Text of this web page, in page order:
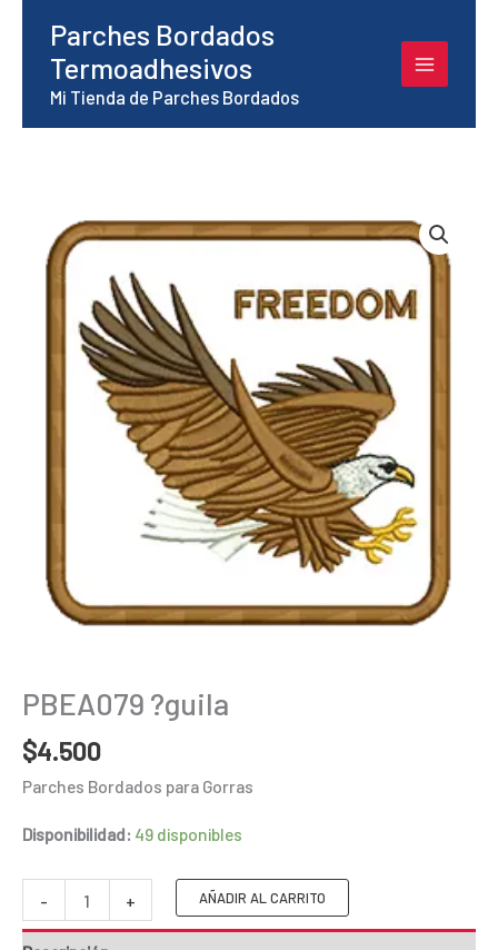
contenido
Parches Bordados
Termoadhesivos
Mi Tienda de Parches Bordados
PBEA079 ?guila
$4.500
Parches Bordados para Gorras
Disponibilidad: 49 disponibles
-
PBEA079
?
+ AÑADIR AL CARRITO